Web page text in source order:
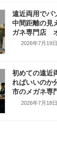
遠近両用でパ
中間距離の見
ガネ専門店
2026年7月19日
初めての遠近
ればいいのか
市のメガネ
2026年7月18日